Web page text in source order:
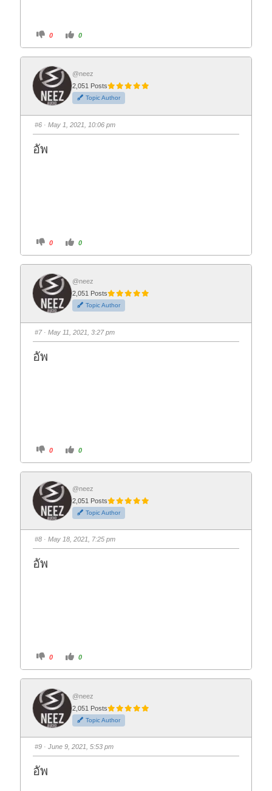
C
i
k
f
o
r
t
h
u
m
d
o
n
.
0
C
i
k
o
r
t
h
u
m
u
p
0
@neez
2,051 Posts
Topic Author
#6 · May 1, 2021, 10:06 pm
อัพ
C
i
k
f
o
r
t
h
u
m
d
o
n
.
0
C
i
k
o
r
t
h
u
m
u
p
0
@neez
2,051 Posts
Topic Author
#7· May 11, 2021, 3:27 pm
อัพ
C
i
k
f
o
r
t
h
u
m
b
d
o
n
.
0
C
i
k
o
r
t
h
u
m
b
u
p
0
@neez
2,051 Posts
Topic Author
#8 · May 18, 2021, 7:25 pm
อัพ
C
i
f
o
r
t
h
u
m
d
o
n
.
0
C
i
o
r
t
h
u
m
u
p
0
@neez
2,051 Posts
Topic Author
#9 · June 9, 2021, 5:53 pm
อัพ